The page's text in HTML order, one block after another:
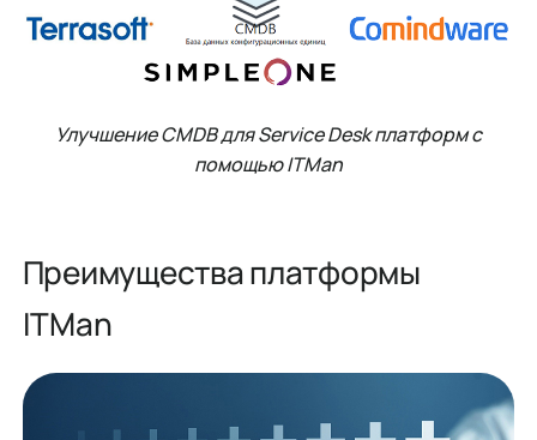
Улучшение CMDB для Service Desk платформ с
помощью ITMan
Преимущества платформы
ITMan